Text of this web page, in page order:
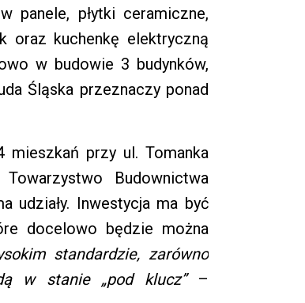
panele, płytki ceramiczne,
oraz kuchenkę elektryczną
w budowie 3 budynków,
Śląska przeznaczy ponad
przy ul. Tomanka
Budownictwa
udziały. Inwestycja ma być
docelowo będzie można
standardzie, zarówno
w stanie „pod klucz”–